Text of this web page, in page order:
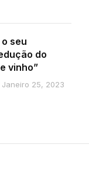
o seu
do
vinho”
Janeiro 25, 2023